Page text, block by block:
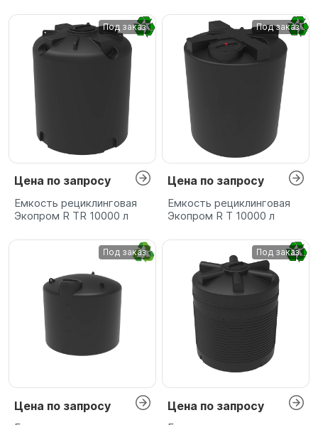
Под заказ
Цена по запросу
Емкость рециклинговая
Экопром R TR 10000 л
Под заказ
Цена по запросу
Емкость рециклинговая
Экопром R T 10000 л
Под заказ
Цена по запросу
Под заказ
Цена по запросу